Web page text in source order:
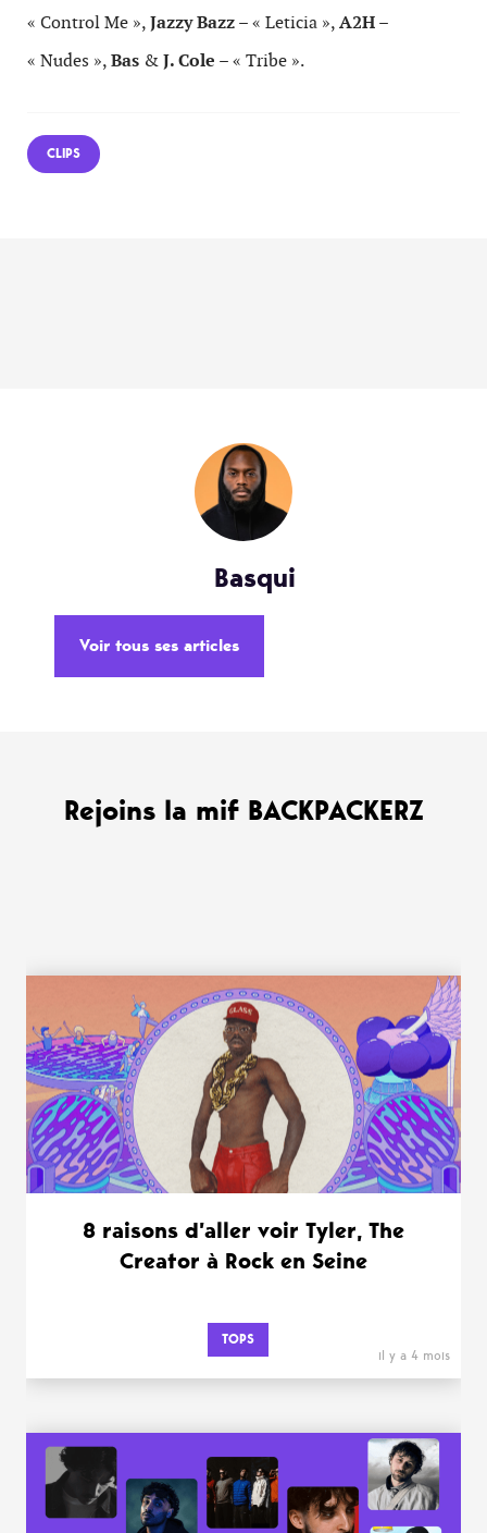
« Control Me »,Jazzy Bazz– « Leticia »,A2H–
« Nudes »,Bas &J. Cole – « Tribe ».
CLIPS
Basqui
Voir tous ses articles
Rejoins la mif BACKPACKERZ
WANT MORE ?
8 raisons d’aller voir Tyler, The
Creator à Rock en Seine
TOPS
il y a 4 mois